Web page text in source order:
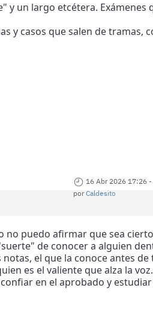
un largo etcétera. Exámenes
y casos que salen de tramas,
16 Abr 2026 17:26 -
porCaldesito
no puedo afirmar que sea
de conocer a alguien
el que la conoce antes
es el valiente que alza la voz.
en el aprobado y